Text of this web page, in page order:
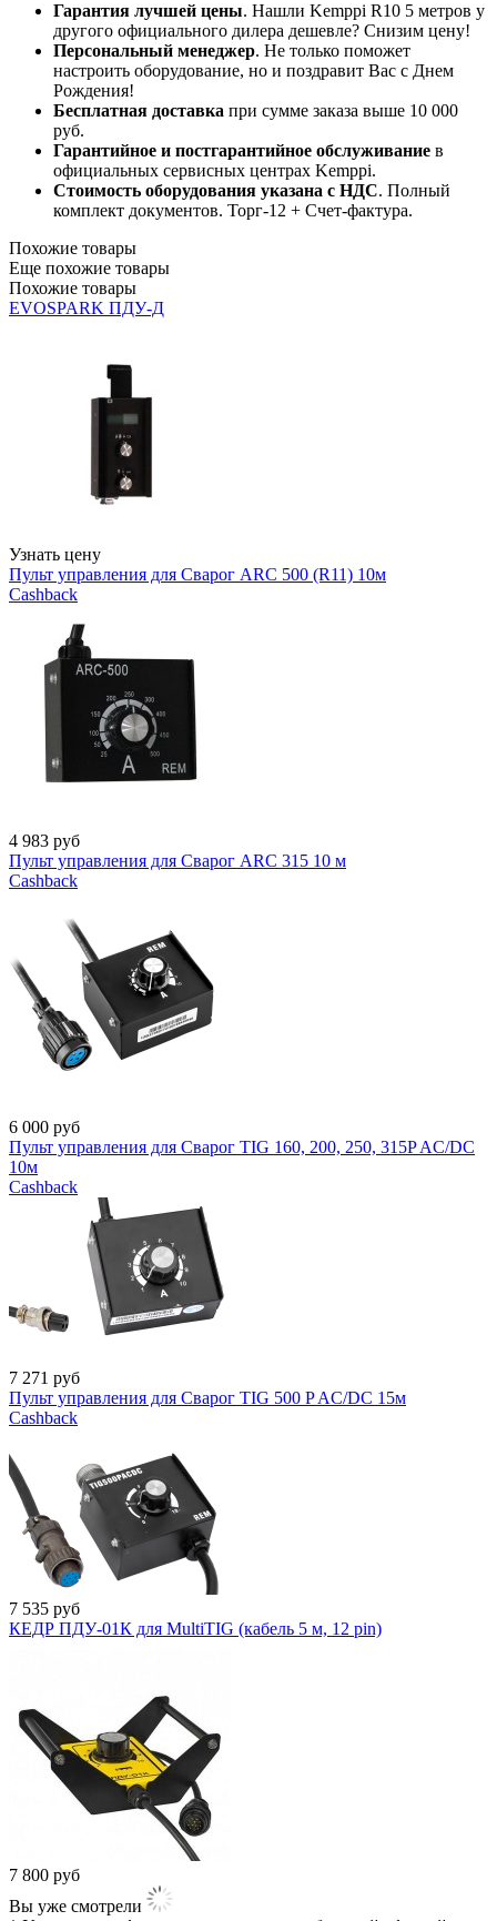
Гарантия лучшей цены. Нашли Kemppi R10 5 метров у
другого официального дилера дешевле? Снизим цену!
Персональный менеджер. Не только поможет
настроить оборудование, но и поздравит Вас с Днем
Рождения!
Бесплатная доставка при сумме заказа выше 10 000
руб.
Гарантийное и постгарантийное обслуживание в
официальных сервисных центрах Kemppi.
Стоимость оборудования указана с НДС. Полный
комплект документов. Торг-12 + Счет-фактура.​
Похожие товары
Еще похожие товары
Похожие товары
EVOSPARK ПДУ-Д
Узнать цену
Пульт управления для Сварог ARC 500 (R11) 10м
Cashback
4 983 руб
Пульт управления для Сварог ARC 315 10 м
Cashback
6 000 руб
Пульт управления для Сварог TIG 160, 200, 250, 315P AC/DC
10м
Cashback
7 271 руб
Пульт управления для Сварог TIG 500 P AC/DC 15м
Cashback
7 535 руб
КЕДР ПДУ-01К для MultiTIG (кабель 5 м, 12 pin)
7 800 руб
Вы уже смотрели